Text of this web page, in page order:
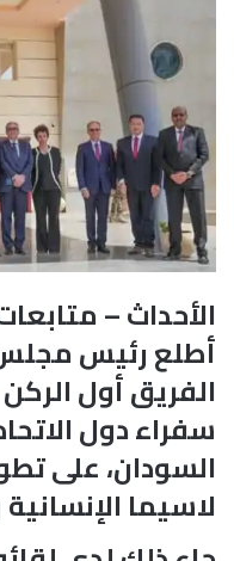
الأحداث –
أطلع رئيس مجلس
الفريق أول
سفراء دول
السودان، على
لاسيما